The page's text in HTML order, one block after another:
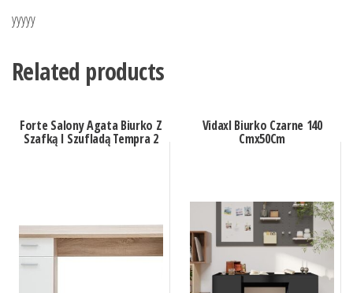
yyyyy
Related products
Forte Salony Agata Biurko Z
Szafką I Szufladą Tempra 2
Vidaxl Biurko Czarne 140
Cmx50Cm